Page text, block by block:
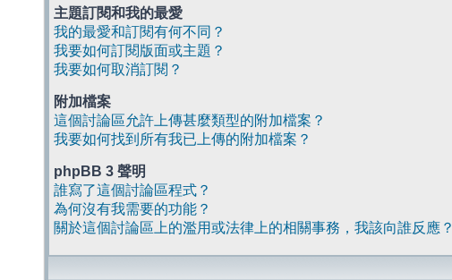
主題訂閱和我的最愛
我的最愛和訂閱有何不同？
我要如何訂閱版面或主題？
我要如何取消訂閱？
附加檔案
這個討論區允許上傳甚麼類型的附加檔案？
我要如何找到所有我已上傳的附加檔案？
phpBB 3 聲明
誰寫了這個討論區程式？
為何沒有我需要的功能？
關於這個討論區上的濫用或法律上的相關事務，我該向誰反應？